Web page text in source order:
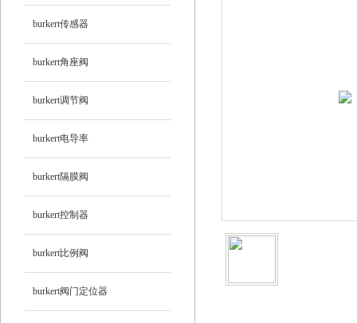
burkert传感器
burkert角座阀
burkert调节阀
burkert电导率
burkert隔膜阀
burkert控制器
burkert比例阀
burkert阀门定位器